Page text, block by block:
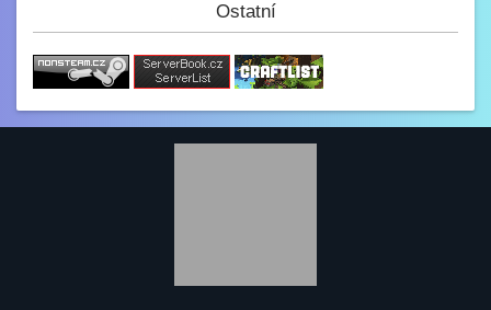
3.2. 2023, 12:34
Jak se dneska máme?
1.2. 2023, 18:37
Ostatní